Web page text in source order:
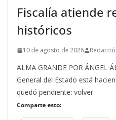
Fiscalía atiende
históricos
10 de agosto de 2026
ALMA GRANDE POR ÁNGEL
General del Estado está
quedó pendiente: volver
Comparte esto: